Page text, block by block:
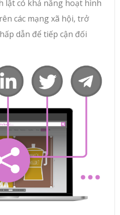
lật có khả năng hoạt hình
các mạng xã hội, trở
dẫn để tiếp cận đối